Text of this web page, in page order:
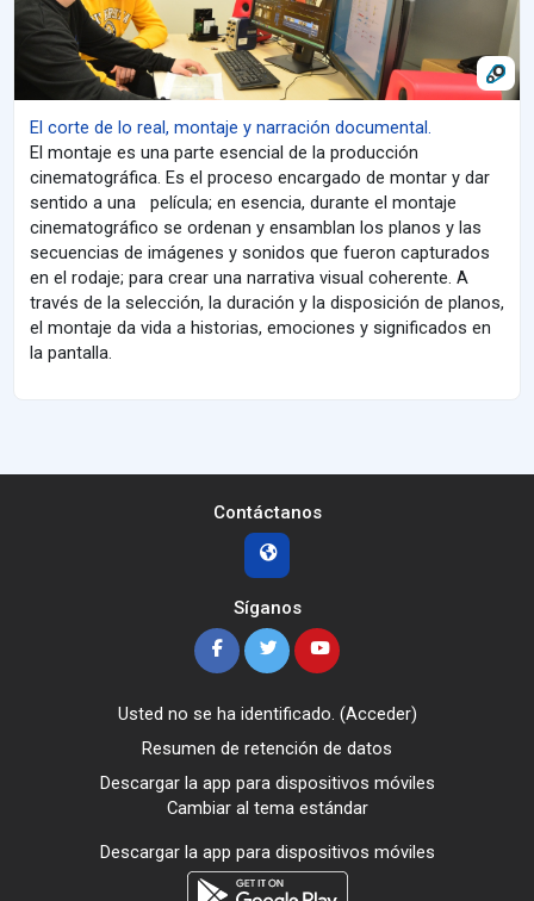
El corte de lo real, montaje y narración documental.
El montaje es una parte esencial de la producción
cinematográfica. Es el proceso encargado de montar y dar
sentido a una película; en esencia, durante el montaje
cinematográfico se ordenan y ensamblan los planos y las
secuencias de imágenes y sonidos que fueron capturados
en el rodaje; para crear una narrativa visual coherente. A
través de la selección, la duración y la disposición de planos,
el montaje da vida a historias, emociones y significados en
la pantalla.
Contáctanos
Síganos
Usted no se ha identificado. (Acceder)
Resumen de retención de datos
Descargar la app para dispositivos móviles
Cambiar al tema estándar
Descargar la app para dispositivos móviles